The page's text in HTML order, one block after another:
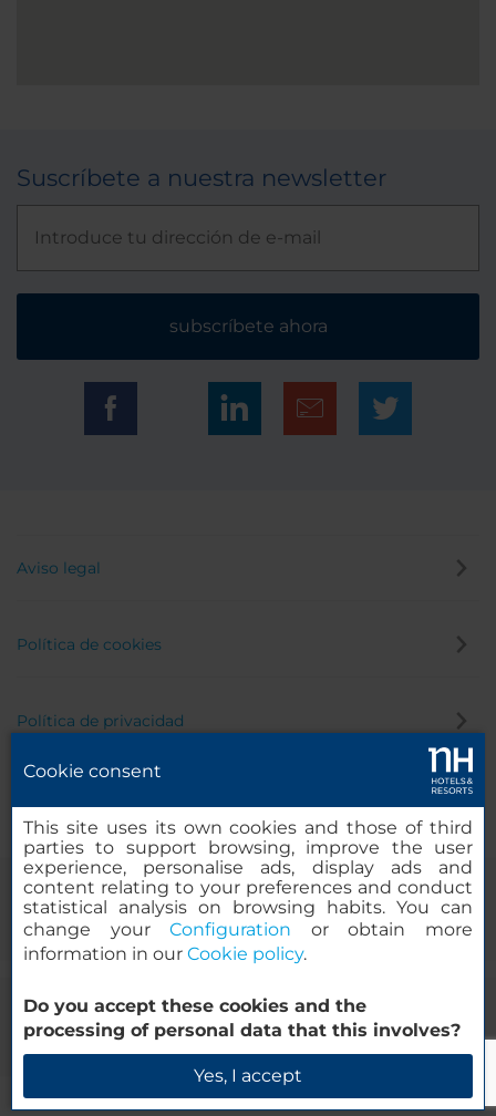
Suscríbete a nuestra newsletter
subscríbete ahora
Aviso legal
Política de cookies
Política de privacidad
© 2000-2026 MINOR HOTELS EUROPE & AMERICAS Santa Engracia,
120. 28003 Madrid, España
Cookie consent
This site uses its own cookies and those of third
parties to support browsing, improve the user
experience, personalise ads, display ads and
content relating to your preferences and conduct
statistical analysis on browsing habits. You can
change yourConfiguration or obtain more
information in our Cookie policy.
Do you accept these cookies and the
processing of personal data that this involves?
Yes, I accept